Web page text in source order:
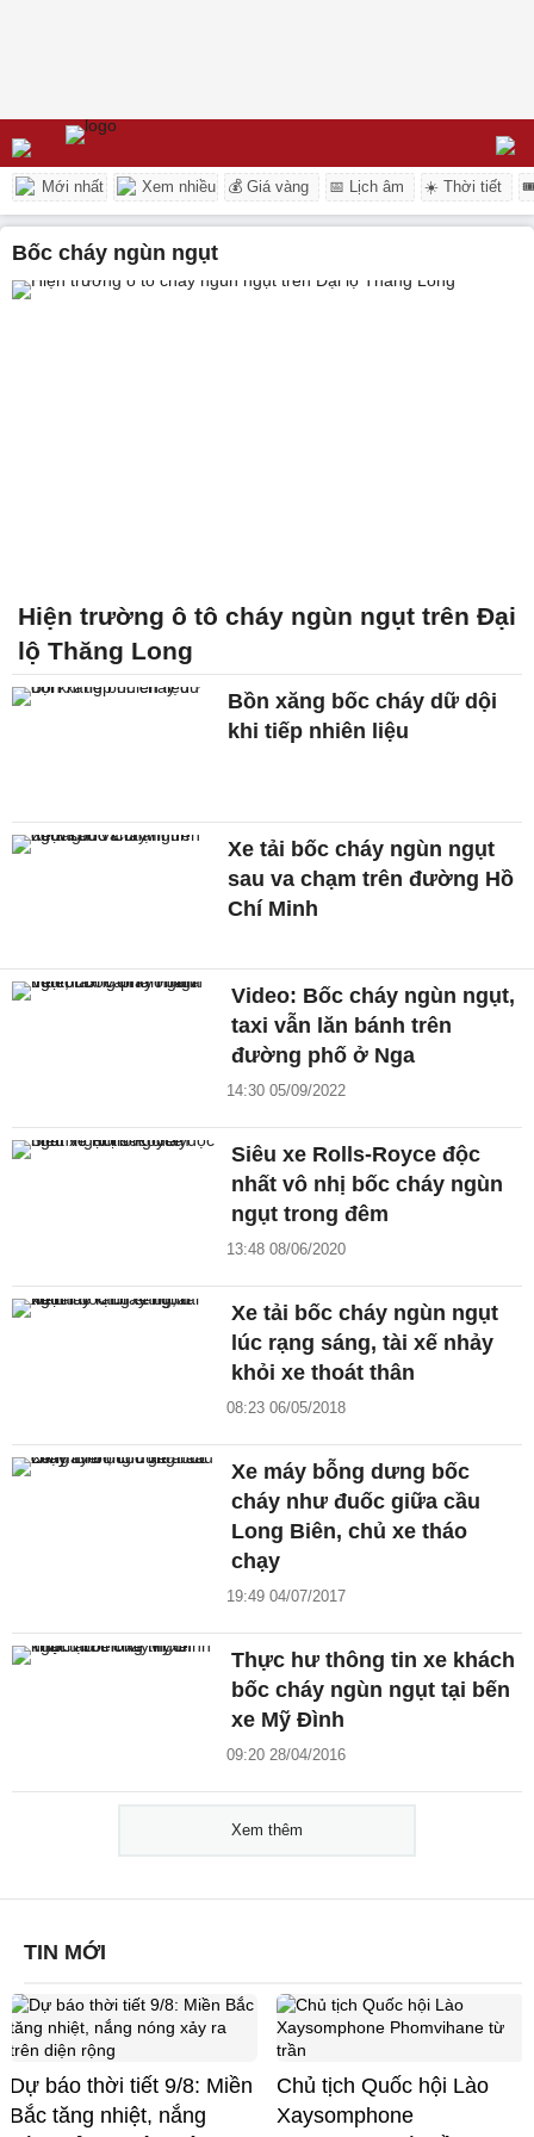
Mới nhất Xem nhiều 💰 Giá vàng 📅 Lịch âm ☀️ Thời tiết
bốc cháy ngùn ngụt
Hiện trường ô tô cháy ngùn ngụt trên Đại
lộ Thăng Long
Bồn xăng bốc cháy dữ dội
khi tiếp nhiên liệu
Xe tải bốc cháy ngùn ngụt
sau va chạm trên đường Hồ
Chí Minh
Video: Bốc cháy ngùn ngụt,
taxi vẫn lăn bánh trên
đường phố ở Nga
14:30 05/09/2022
Siêu xe Rolls-Royce độc
nhất vô nhị bốc cháy ngùn
ngụt trong đêm
13:48 08/06/2020
Xe tải bốc cháy ngùn ngụt
lúc rạng sáng, tài xế nhảy
khỏi xe thoát thân
08:23 06/05/2018
Xe máy bỗng dưng bốc
cháy như đuốc giữa cầu
Long Biên, chủ xe tháo
chạy
19:49 04/07/2017
Thực hư thông tin xe khách
bốc cháy ngùn ngụt tại bến
xe Mỹ Đình
09:20 28/04/2016
Xem thêm
TIN MỚI
Dự báo thời tiết 9/8: Miền
Bắc tăng nhiệt, nắng
Chủ tịch Quốc hội Lào
Xaysomphone